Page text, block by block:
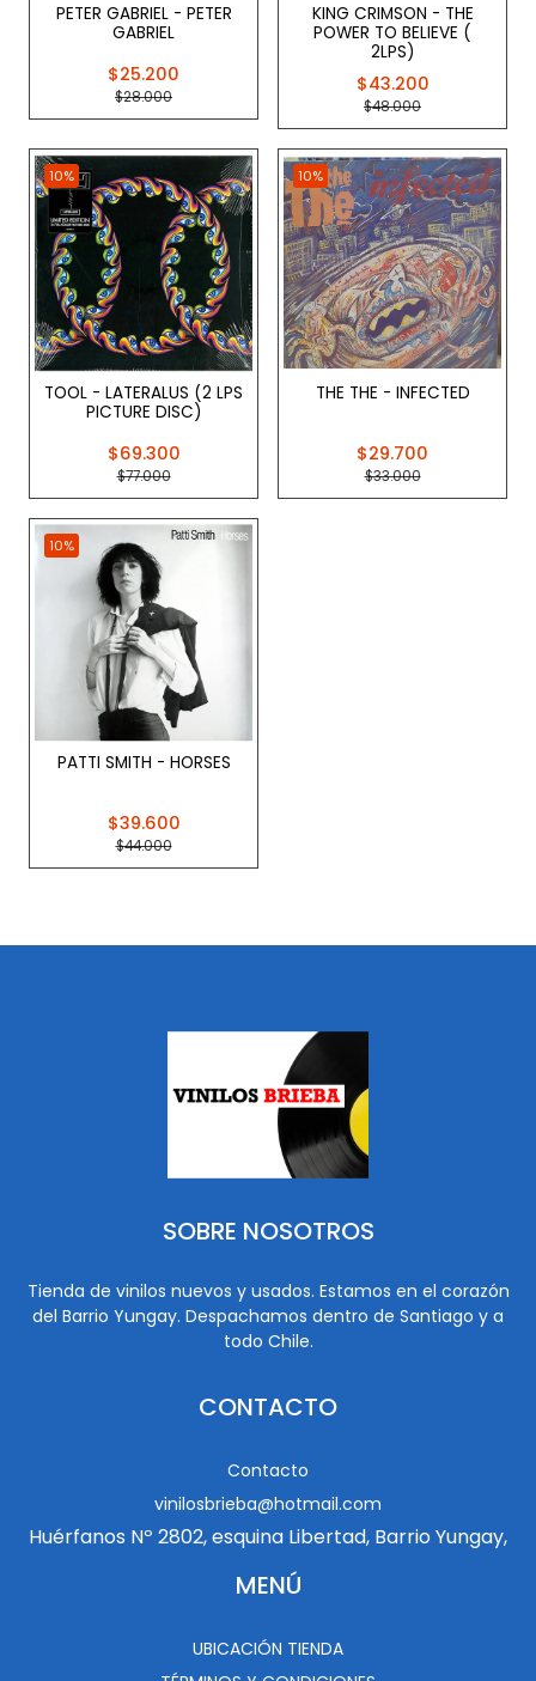
PETER GABRIEL - PETER
GABRIEL
$25.200
$28.000
KING CRIMSON - THE
POWER TO BELIEVE (
2LPS)
$43.200
$48.000
10%
TOOL - LATERALUS (2 LPS
PICTURE DISC)
$69.300
$77.000
10%
THE THE - INFECTED
$29.700
$33.000
10%
PATTI SMITH - HORSES
$39.600
$44.000
SOBRE NOSOTROS
Tienda de vinilos nuevos y usados. Estamos en el corazón
del Barrio Yungay. Despachamos dentro de Santiago y a
todo Chile.
CONTACTO
Contacto
vinilosbrieba@hotmail.com
Huérfanos Nº 2802, esquina Libertad, Barrio Yungay,
MENÚ
UBICACIÓN TIENDA